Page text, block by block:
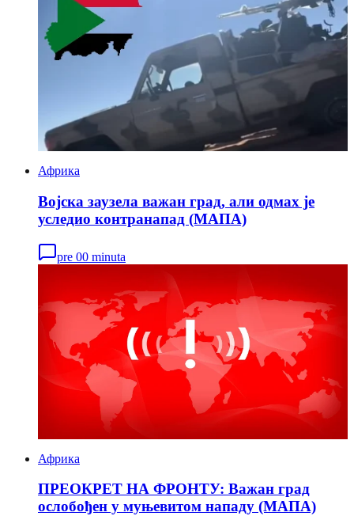
Африка
Војска заузела важан град, али одмах је
уследио контранапад (МАПА)
pre 00 minuta
Африка
ПРЕОКРЕТ НА ФРОНТУ: Важан град
ослобођен у муњевитом нападу (МАПА)